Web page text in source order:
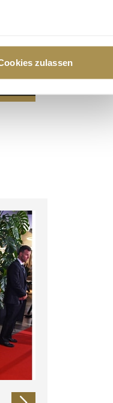
im
anbieten zu können
diese Informationen
Rahmen Ihrer Nutzung
zulassen